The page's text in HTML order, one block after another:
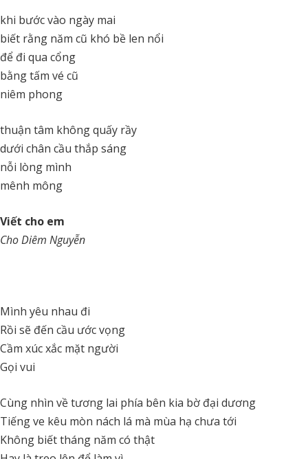
khi bước vào ngày mai
biết rằng năm cũ khó bề len nổi
để đi qua cổng
bằng tấm vé cũ
niêm phong
thuận tâm không quấy rầy
dưới chân cầu thắp sáng
nỗi lòng mình
mênh mông
Viết cho em
Cho Diêm Nguyễn
Mình yêu nhau đi
Rồi sẽ đến cầu ước vọng
Cầm xúc xắc mặt người
Gọi vui
Cùng nhìn về tương lai phía bên kia bờ đại dương
Tiếng ve kêu mòn nách lá mà mùa hạ chưa tới
Không biết tháng năm có thật